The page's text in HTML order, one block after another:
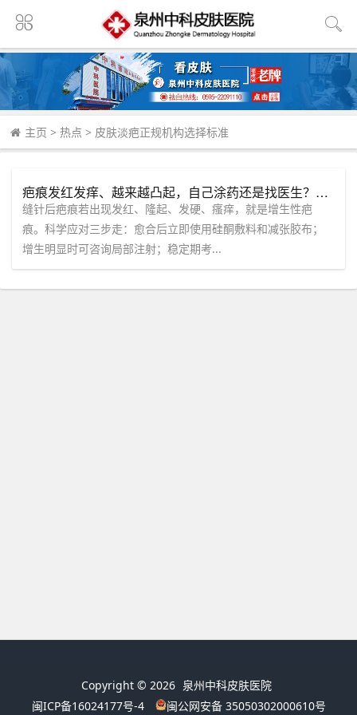
主页 > 热点 > 皮肤淡疤正规机构选择标准
疤痕发红发痒、越来越凸起，自己涂药还是找医生？这四种情况别犹豫。
缝针后疤痕若出现发红、隆起、发硬、瘙痒，就是增生性疤
痕。科学应对三步走：愈合后立即使用硅酮敷料和减张胶布；
增生明显时可咨询局部注射；稳定期考...
Copyright © 2026 泉州中科皮肤医院
闽ICP备16024177号-4
闽公网安备 35050302000610号